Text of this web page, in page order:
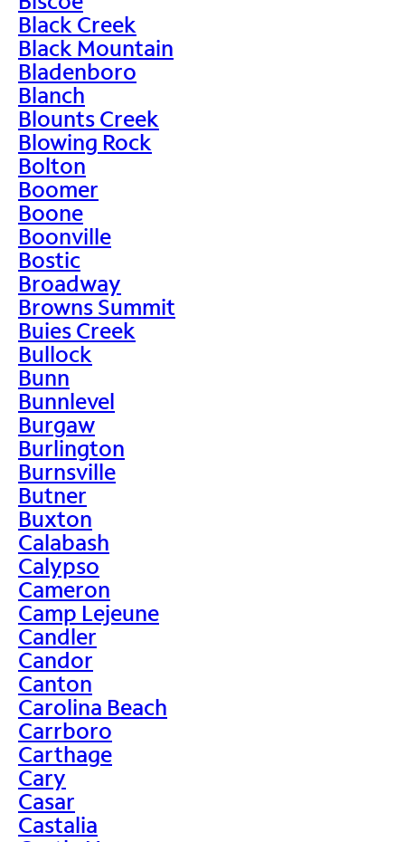
Black Creek
Black Mountain
Bladenboro
Blanch
Blounts Creek
Blowing Rock
Bolton
Boomer
Boone
Boonville
Bostic
Broadway
Browns Summit
Buies Creek
Bullock
Bunn
Bunnlevel
Burgaw
Burlington
Burnsville
Butner
Buxton
Calabash
Calypso
Cameron
Camp Lejeune
Candler
Candor
Canton
Carolina Beach
Carrboro
Carthage
Cary
Casar
Castalia